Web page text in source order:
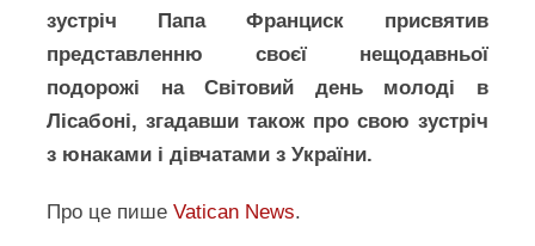
зустріч Папа Франциск присвятив
представленню своєї нещодавньої
подорожі на Світовий день молоді в
Лісабоні, згадавши також про свою зустріч
з юнаками і дівчатами з України.
Про це пишеVatican News.